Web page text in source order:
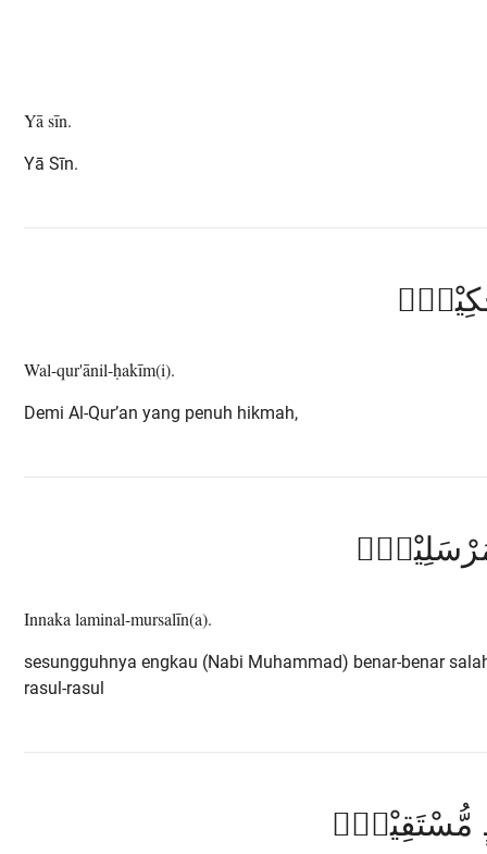
Yā sīn.
Yā Sīn.
Wal-qur'ānil-ḥakīm(i).
Demi Al-Qur’an yang penuh hikmah,
Innaka laminal-mursalīn(a).
sesungguhnya engkau (Nabi Muhammad) benar-benar
rasul-rasul
مُّسْتَقِيْمٍۗ